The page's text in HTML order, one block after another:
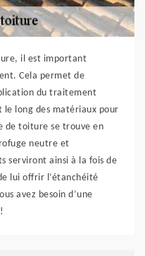
il est important
Cela permet de
du traitement
le long des matériaux pour
de toiture se trouve en
neutre et
serviront ainsi à la fois de
lui offrir l’étanchéité
avez besoin d’une